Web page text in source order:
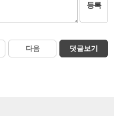
등록
다음 댓글보기